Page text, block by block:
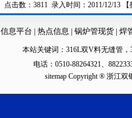
点击数：3811 录入时间：2011/12/13 【
信息平台 | 热点信息 | 锅炉管现货 | 焊
本站关键词： 316L双V料无缝管 ，
电话：0510-88264321、
sitemapCopyright ® 浙江双